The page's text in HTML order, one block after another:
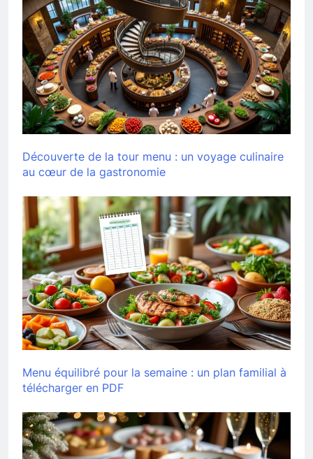
Découverte de la tour menu : un voyage culinaire
au cœur de la gastronomie
Menu équilibré pour la semaine : un plan familial à
télécharger en PDF